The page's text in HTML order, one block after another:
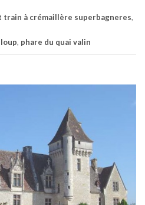
train à crémaillère superbagneres,
, phare du quai valin